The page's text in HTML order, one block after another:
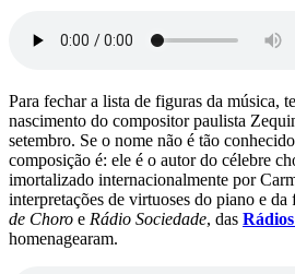
Para fechar a lista de figuras da música,
nascimento do compositor paulista
setembro. Se o nome não é tão
composição é: ele é o autor do célebre
imortalizado internacionalmente por
interpretações de virtuoses do piano e da
de Choro e Rádio Sociedade, das
homenagearam.